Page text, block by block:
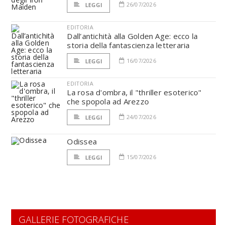
LEGGI 26/07/2026
EDITORIA
Dall’antichità alla Golden Age: ecco la
storia della fantascienza letteraria
LEGGI 16/07/2026
EDITORIA
La rosa d'ombra, il "thriller esoterico"
che spopola ad Arezzo
LEGGI 24/07/2026
Odissea
LEGGI 15/07/2026
GALLERIE FOTOGRAFICHE